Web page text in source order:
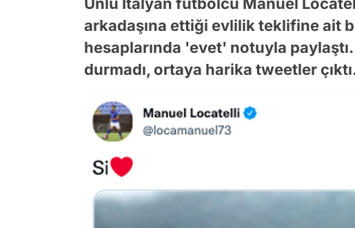
arkadaşına ettiği evlilik teklifine ait
hesaplarında 'evet' notuyla
durmadı, ortaya harika tweetler